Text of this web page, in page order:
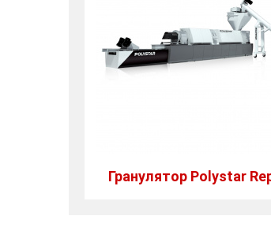
Гранулятор Polystar